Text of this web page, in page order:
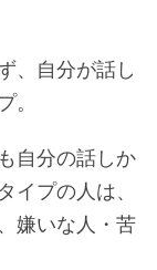
、自分が話し
。
自分の話しか
イプの人は、
嫌いな人・苦